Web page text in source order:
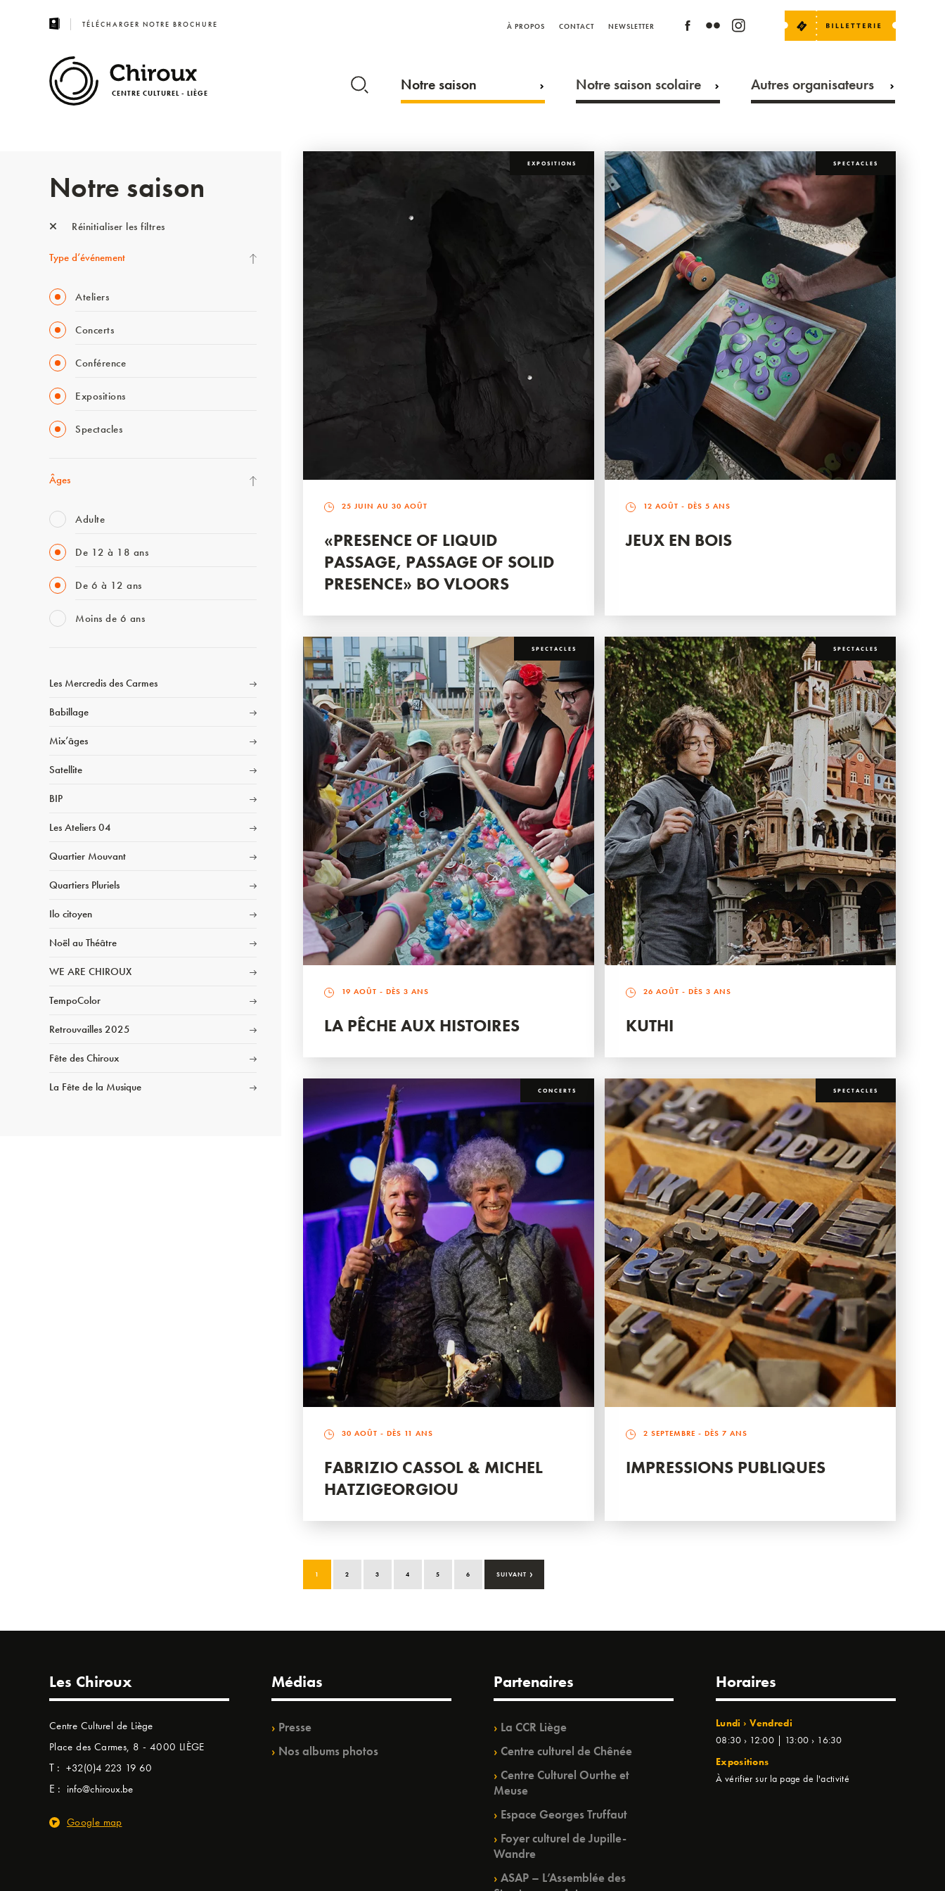
TÉLÉCHARGER NOTRE BROCHURE À PROPOS CONTACT NEWSLETTER
CENTRE CULTUREL - LIÈGE Notre saison Notre saison scolaire Autres organisateurs
Notre saison
Réinitialiser les filtres
Type d’événement
Ateliers
Concerts
Conférence
Expositions
Spectacles
Âges
Adulte
De 12 à 18 ans
De 6 à 12 ans
Moins de 6 ans
Les Mercredis des Carmes
Babillage
Mix’âges
Satellite
BIP
Les Ateliers 04
Quartier Mouvant
Quartiers Pluriels
Ilo citoyen
Noël au Théâtre
WE ARE CHIROUX
TempoColor
Retrouvailles 2025
Fête des Chiroux
La Fête de la Musique
EXPOSITIONS
25 JUIN AU 30 AOÛT
«PRESENCE OF LIQUID
PASSAGE, PASSAGE OF SOLID
PRESENCE» BO VLOORS
SPECTACLES
12 AOÛT - DÈS 5 ANS
JEUX EN BOIS
SPECTACLES
19 AOÛT - DÈS 3 ANS
LA PÊCHE AUX HISTOIRES
SPECTACLES
26 AOÛT - DÈS 3 ANS
KUTHI
CONCERTS
30 AOÛT - DÈS 11 ANS
FABRIZIO CASSOL & MICHEL
HATZIGEORGIOU
SPECTACLES
2 SEPTEMBRE - DÈS 7 ANS
IMPRESSIONS PUBLIQUES
1 2 3 4 5 6 SUIVANT ›
Les Chiroux
Centre Culturel de Liège
Place des Carmes, 8 - 4000 LIÈGE
T : +32(0)4 223 19 60
E : info@chiroux.be
Google map
Médias
Presse
Nos albums photos
Partenaires
La CCR Liège
Centre culturel de Chênée
Centre Culturel Ourthe et
Meuse
Espace Georges Truffaut
Foyer culturel de Jupille-
Wandre
ASAP – L’Assemblée des
Horaires
Lundi › Vendredi
08:30 › 12:00 | 13:00 › 16:30
Expositions
À vérifier sur la page de l'activité